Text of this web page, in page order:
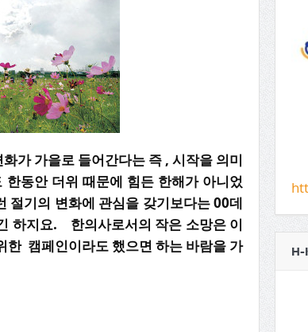
가 가을로 들어간다는 즉 , 시작을 의미
동안 더위 때문에 힘든 한해가 아니었
기의 변화에 관심을 갖기보다는 00데
하지요. 한의사로서의 작은 소망은 이
한 캠페인이라도 했으면 하는 바람을 가
H-